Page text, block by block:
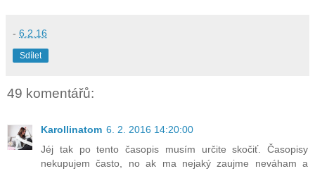
- 6.2.16
Sdílet
49 komentářů:
Karollinatom 6. 2. 2016 14:20:00
Jéj tak po tento časopis musím určite skočiť. Časopisy
nekupujem často, no ak ma nejaký zaujme neváham a